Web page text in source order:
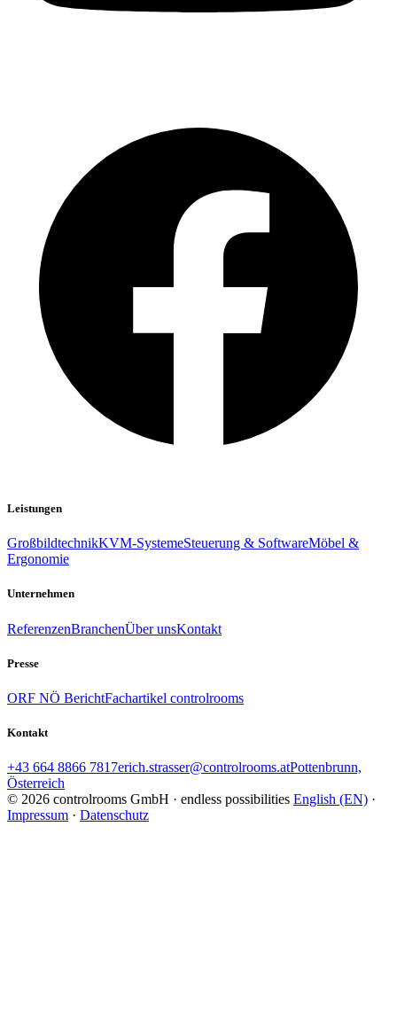
Leistungen
GroßbildtechnikKVM-SystemeSteuerung & SoftwareMöbel &
Ergonomie
Unternehmen
ReferenzenBranchenÜber unsKontakt
Presse
ORF NÖ BerichtFachartikel controlrooms
Kontakt
+43 664 8866 7817erich.strasser@controlrooms.atPottenbrunn,
Österreich
© 2026 controlrooms GmbH · endless possibilities English (EN) ·
Impressum · Datenschutz